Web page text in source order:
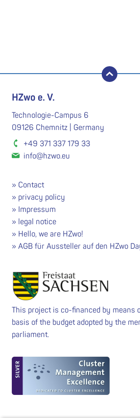
back
HZwo e. V.
Technologie-Campus 6
09126 Chemnitz | Germany
+49 371 337 179 33
info@hzwo.eu
Contact
privacy policy
Impressum
legal notice
Hello, we are HZwo!
AGB für Aussteller auf den HZwo
This project is co-financed by means
basis of the budget adopted by the
parliament.